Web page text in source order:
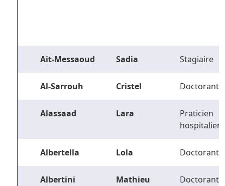
Ait-Messaoud Sadia Stagiaire
Al-Sarrouh Cristel Doctorant
Alassaad Lara
Praticien
hospitalier
Albertella Lola Doctorant
Albertini Mathieu Doctorant